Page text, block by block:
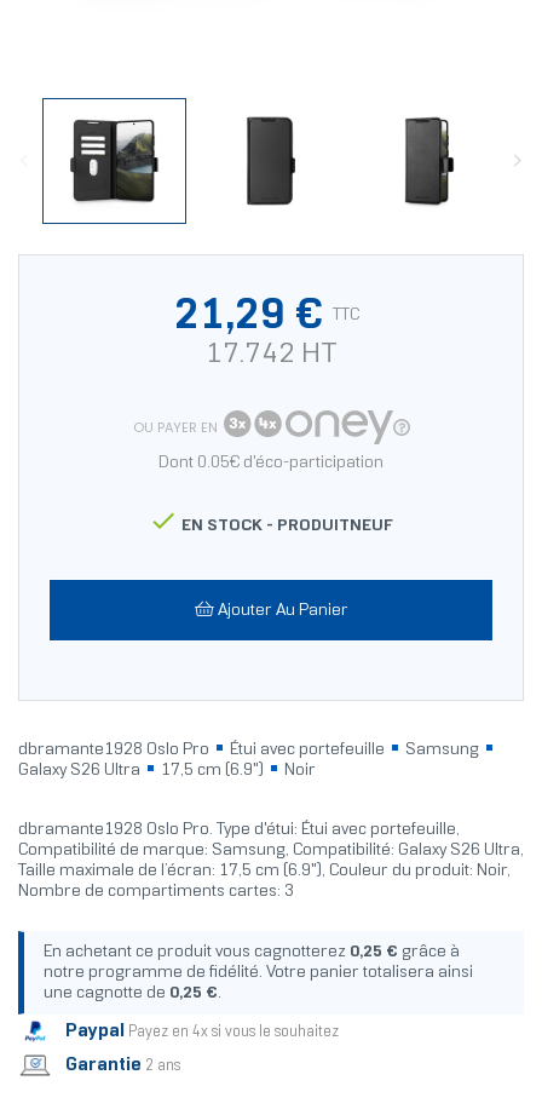
21,29 € TTC
17.742 HT
OU PAYER EN
Dont 0.05€ d'éco-participation
 EN STOCK - PRODUITNEUF
Ajouter Au Panier
dbramante1928 Oslo Pro Étui avec portefeuille
Samsung
Galaxy S26 Ultra
17,5 cm (6.9") Noir
dbramante1928 Oslo Pro. Type d'étui: Étui avec portefeuille,
Compatibilité de marque: Samsung, Compatibilité: Galaxy S26 Ultra,
Taille maximale de l’écran: 17,5 cm (6.9"), Couleur du produit: Noir,
Nombre de compartiments cartes: 3
En achetant ce produit vous cagnotterez 0,25 € grâce à
notre programme de fidélité. Votre panier totalisera ainsi
une cagnotte de 0,25 €.
Paypal Payez en 4x si vous le souhaitez
Garantie 2 ans